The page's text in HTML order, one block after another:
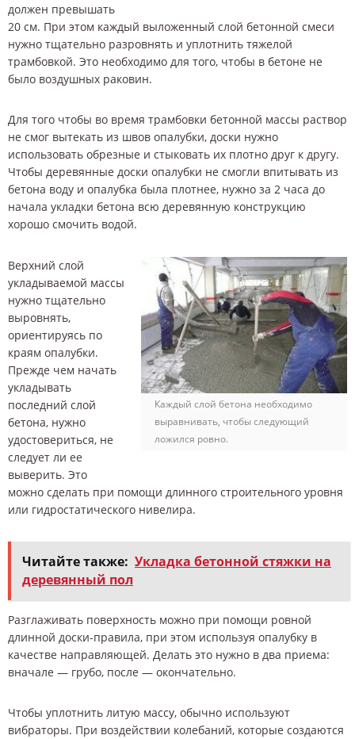
должен превышать
20 см. При этом каждый выложенный слой бетонной смеси
нужно тщательно разровнять и уплотнить тяжелой
трамбовкой. Это необходимо для того, чтобы в бетоне не
было воздушных раковин.
Для того чтобы во время трамбовки бетонной массы раствор
не смог вытекать из швов опалубки, доски нужно
использовать обрезные и стыковать их плотно друг к другу.
Чтобы деревянные доски опалубки не смогли впитывать из
бетона воду и опалубка была плотнее, нужно за 2 часа до
начала укладки бетона всю деревянную конструкцию
хорошо смочить водой.
Каждый слой бетона необходимо
выравнивать, чтобы следующий
ложился ровно.
Верхний слой
укладываемой массы
нужно тщательно
выровнять,
ориентируясь по
краям опалубки.
Прежде чем начать
укладывать
последний слой
бетона, нужно
удостовериться, не
следует ли ее
выверить. Это
можно сделать при помощи длинного строительного уровня
или гидростатического нивелира.
Читайте также: Укладка бетонной стяжки на
деревянный пол
Разглаживать поверхность можно при помощи ровной
длинной доски-правила, при этом используя опалубку в
качестве направляющей. Делать это нужно в два приема:
вначале — грубо, после — окончательно.
Чтобы уплотнить литую массу, обычно используют
вибраторы. При воздействии колебаний, которые создаются